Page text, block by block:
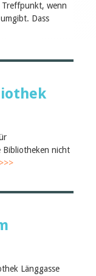
Treffpunkt, wenn
Dass
Bibliotheken nicht
>>>
Länggasse